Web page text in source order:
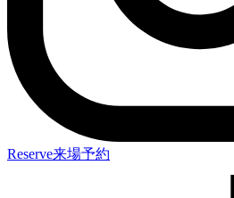
Reserve来場予約